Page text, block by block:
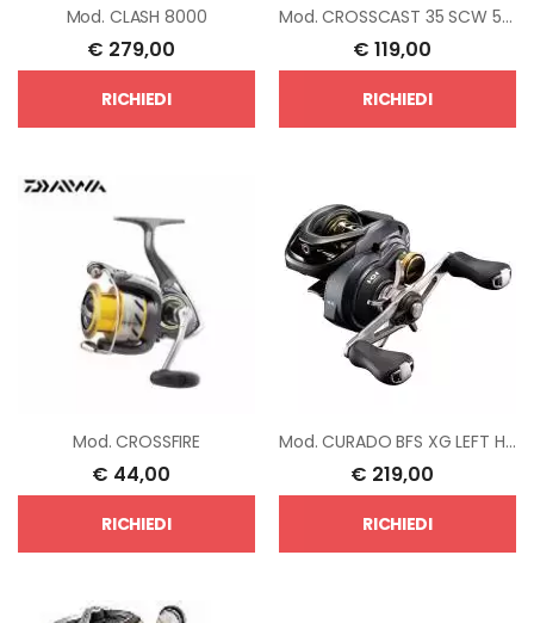
Mod. CLASH 8000
€ 279,00
RICHIEDI
Mod.CROSSCAST 35 SCW 5000 C QD
€ 119,00
RICHIEDI
Mod.CROSSFIRE
€ 44,00
RICHIEDI
Mod.CURADO BFS XG LEFT HAND
€ 219,00
RICHIEDI